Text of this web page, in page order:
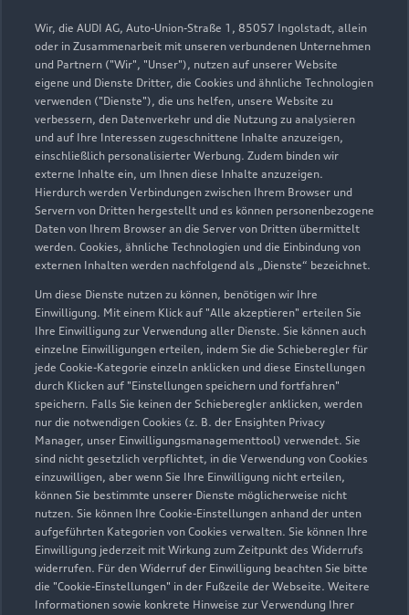
Wir, die AUDI AG, Auto-Union-Straße 1, 85057 Ingolstadt, allein
oder in Zusammenarbeit mit unseren verbundenen Unternehmen
und Partnern ("Wir", "Unser"), nutzen auf unserer Website
eigene und Dienste Dritter, die Cookies und ähnliche Technologien
verwenden ("Dienste"), die uns helfen, unsere Website zu
verbessern, den Datenverkehr und die Nutzung zu analysieren
und auf Ihre Interessen zugeschnittene Inhalte anzuzeigen,
einschließlich personalisierter Werbung. Zudem binden wir
externe Inhalte ein, um Ihnen diese Inhalte anzuzeigen.
Hierdurch werden Verbindungen zwischen Ihrem Browser und
Servern von Dritten hergestellt und es können personenbezogene
Daten von Ihrem Browser an die Server von Dritten übermittelt
werden. Cookies, ähnliche Technologien und die Einbindung von
externen Inhalten werden nachfolgend als „Dienste“ bezeichnet.
Um diese Dienste nutzen zu können, benötigen wir Ihre
Einwilligung. Mit einem Klick auf "Alle akzeptieren" erteilen Sie
Ihre Einwilligung zur Verwendung aller Dienste. Sie können auch
einzelne Einwilligungen erteilen, indem Sie die Schieberegler für
jede Cookie-Kategorie einzeln anklicken und diese Einstellungen
durch Klicken auf "Einstellungen speichern und fortfahren"
speichern. Falls Sie keinen der Schieberegler anklicken, werden
nur die notwendigen Cookies (z. B. der Ensighten Privacy
Manager, unser Einwilligungsmanagementtool) verwendet. Sie
sind nicht gesetzlich verpflichtet, in die Verwendung von Cookies
einzuwilligen, aber wenn Sie Ihre Einwilligung nicht erteilen,
können Sie bestimmte unserer Dienste möglicherweise nicht
nutzen. Sie können Ihre Cookie-Einstellungen anhand der unten
aufgeführten Kategorien von Cookies verwalten. Sie können Ihre
Einwilligung jederzeit mit Wirkung zum Zeitpunkt des Widerrufs
widerrufen. Für den Widerruf der Einwilligung beachten Sie bitte
die "Cookie-Einstellungen" in der Fußzeile der Webseite. Weitere
Informationen sowie konkrete Hinweise zur Verwendung Ihrer
Autohaus Nord GmbH &
Co. KG in Güstrow
Servicepartner e-tron
Verbindungschaussee 8
18273 Güstrow
03843 24520
info@audi-guestrow.de